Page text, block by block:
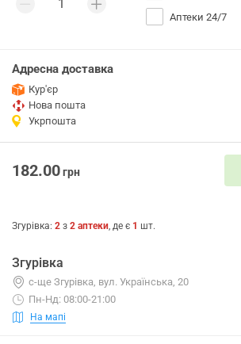
Аптеки 24/7
Адресна доставка
Кур'єр
Нова пошта
Укрпошта
182.00грн
Згурівка: 2 з 2 аптеки, де є 1 шт.
Згурівка
с-ще Згурівка, вул. Українська, 20
Пн-Нд: 08:00-21:00
На мапі